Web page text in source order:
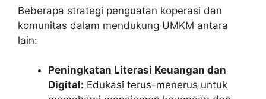
Beberapa strategi penguatan koperasi dan
komunitas dalam mendukung UMKM antara
lain:
Peningkatan Literasi Keuangan dan
Digital: Edukasi terus-menerus untuk